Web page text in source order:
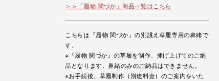
＞＞「履物 関づか」商品一覧はこちら
こちらは『履物 関づか』の別誂え草履専用の鼻緒で
す。
※『履物 関づか』の草履を制作、挿げ上げてのご納
品となります。鼻緒のみのご納品はできません。
※お手続後、草履制作（別途料金）のご案内をいた